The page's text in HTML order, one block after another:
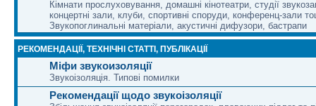
Кімнати прослуховування, домашні кінотеатри, студії
концертні зали, клуби, спортивні споруди, конференц-зали
Звукопоглинальні матеріали, акустичні дифузори, бастрапи
РЕКОМЕНДАЦІЇ, ТЕХНІЧНІ СТАТТІ, ПУБЛІКАЦІЇ
Міфи звукоизоляції
Звукоізоляція. Типові помилки
Рекомендації щодо звукоізоляції